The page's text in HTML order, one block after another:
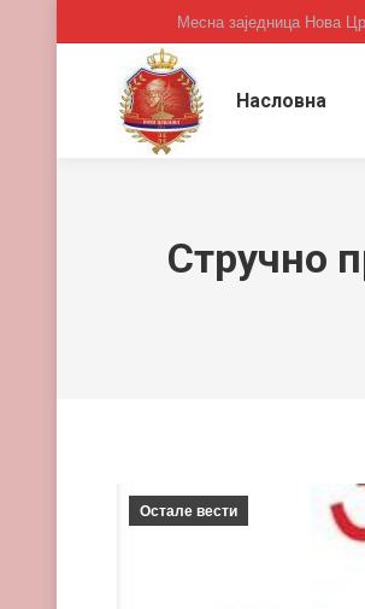
Месна заједница Нова
Насловна
Стручно
Остале вести